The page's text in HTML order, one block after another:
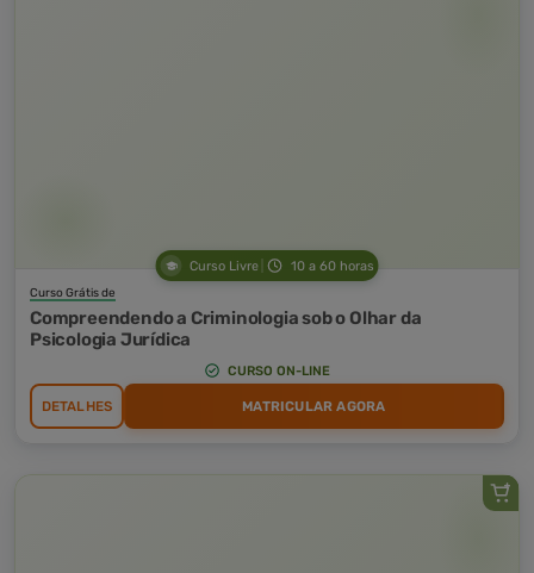
Curso Livre 10 a 60 horas
Curso Grátis de
Compreendendo a Criminologia sob o Olhar da
Psicologia Jurídica
CURSO ON-LINE
DETALHES MATRICULAR AGORA